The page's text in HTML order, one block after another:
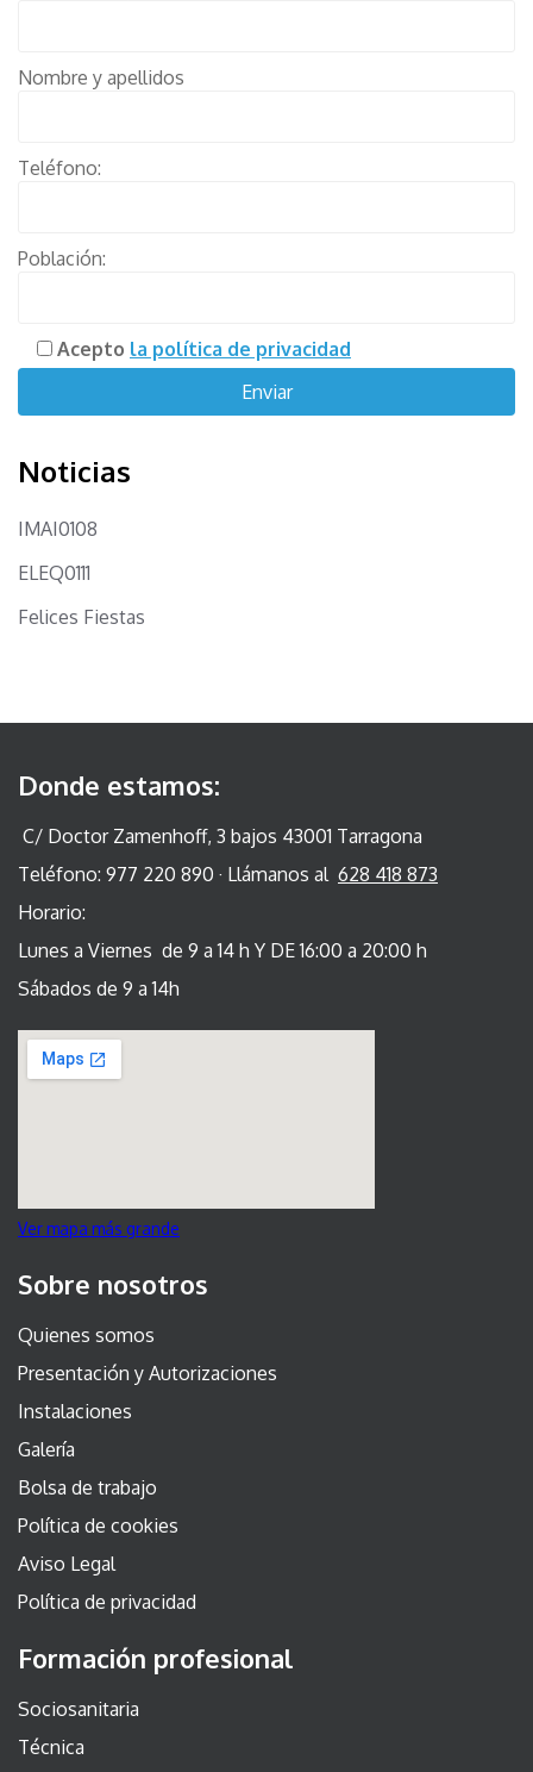
Nombre y apellidos
Teléfono:
Población:
Acepto la política de privacidad
Noticias
IMAI0108
ELEQ0111
Felices Fiestas
Donde estamos:
C/ Doctor Zamenhoff, 3 bajos 43001 Tarragona
Teléfono: 977 220 890 · Llámanos al 628 418 873
Horario:
Lunes a Viernes de 9 a 14 h Y DE 16:00 a 20:00 h
Sábados de 9 a 14h
Ver mapa más grande
Sobre nosotros
Quienes somos
Presentación y Autorizaciones
Instalaciones
Galería
Bolsa de trabajo
Política de cookies
Aviso Legal
Política de privacidad
Formación profesional
Sociosanitaria
Técnica